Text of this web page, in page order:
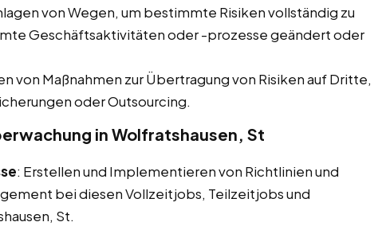
von Wegen, um bestimmte Risiken vollständig zu
Geschäftsaktivitäten oder -prozesse geändert oder
von Maßnahmen zur Übertragung von Risiken auf Dritte,
oder Outsourcing.
in Wolfratshausen, St
: Erstellen und Implementieren von Richtlinien und
bei diesen Vollzeitjobs, Teilzeitjobs und
St.